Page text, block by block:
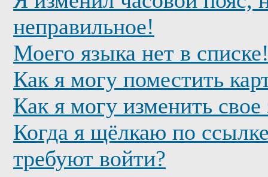
неправильное!
Моего языка нет в
Как я могу поместить
Как я могу изменить свое
Когда я щёлкаю по
требуют войти?